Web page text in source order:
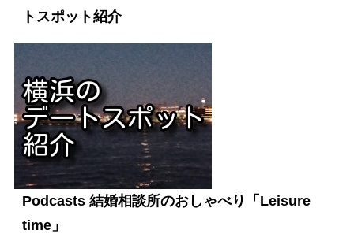
トスポット紹介
Podcasts 結婚相談所のおしゃべり「Leisure
time」